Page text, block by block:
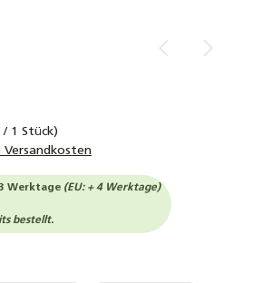
/ 1 Stück)
Werktage (EU: + 4 Werktage)
bestellt.